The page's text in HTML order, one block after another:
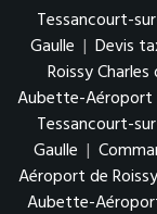
Tessancourt-
Gaulle | Devis
Roissy Charles
Aubette-Aéroport
Tessancourt-
Gaulle |
Aéroport de
Aubette-